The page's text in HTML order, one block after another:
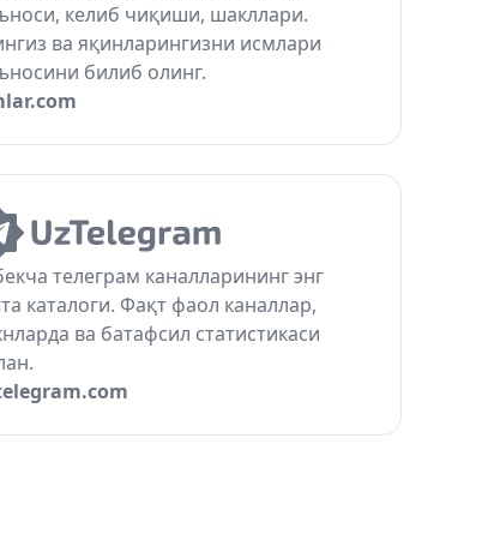
келиб чиқиши, шакллари.
ва яқинларингизни исмлари
билиб олинг.
телеграм каналларининг энг
каталоги. Фақт фаол каналлар,
ва батафсил статистикаси